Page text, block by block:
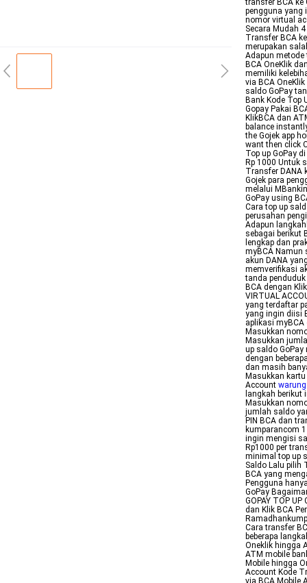
transfer BCA ke
pengguna yang
nomor virtual
Secara Mudah
Transfer BCA
merupakan
Adapun metode
BCA OneKlik
memiliki
via BCA
saldo GoPay
Bank Kode Top
Gopay Pakai
KlikBCA dan
balance
the Gojek app
want then click
Top up GoPay
Rp 1000 Untuk
Transfer DANA
Gojek para
melalui
GoPay using
Cara top up
perusahan
Adapun
sebagai berikut
lengkap dan
myBCA Namun
akun DANA
memverifikasi
tanda
BCA dengan
VIRTUAL
yang terdaftar
yang ingin diisi
aplikasi
Masukkan
Masukkan
up saldo
dengan
dan masih
Masukkan
Account
langkah
Masukkan
jumlah saldo
PIN BCA dan
kumparancom
ingin mengisi
Rp1000 per
minimal top up
Saldo Lalu pilih
BCA yang
Pengguna
GoPay
GOPAY TOP
dan Klik BCA
Cara transfer
beberapa
Oneklik hingga
ATM mobile
Mobile hingga
Account Kode